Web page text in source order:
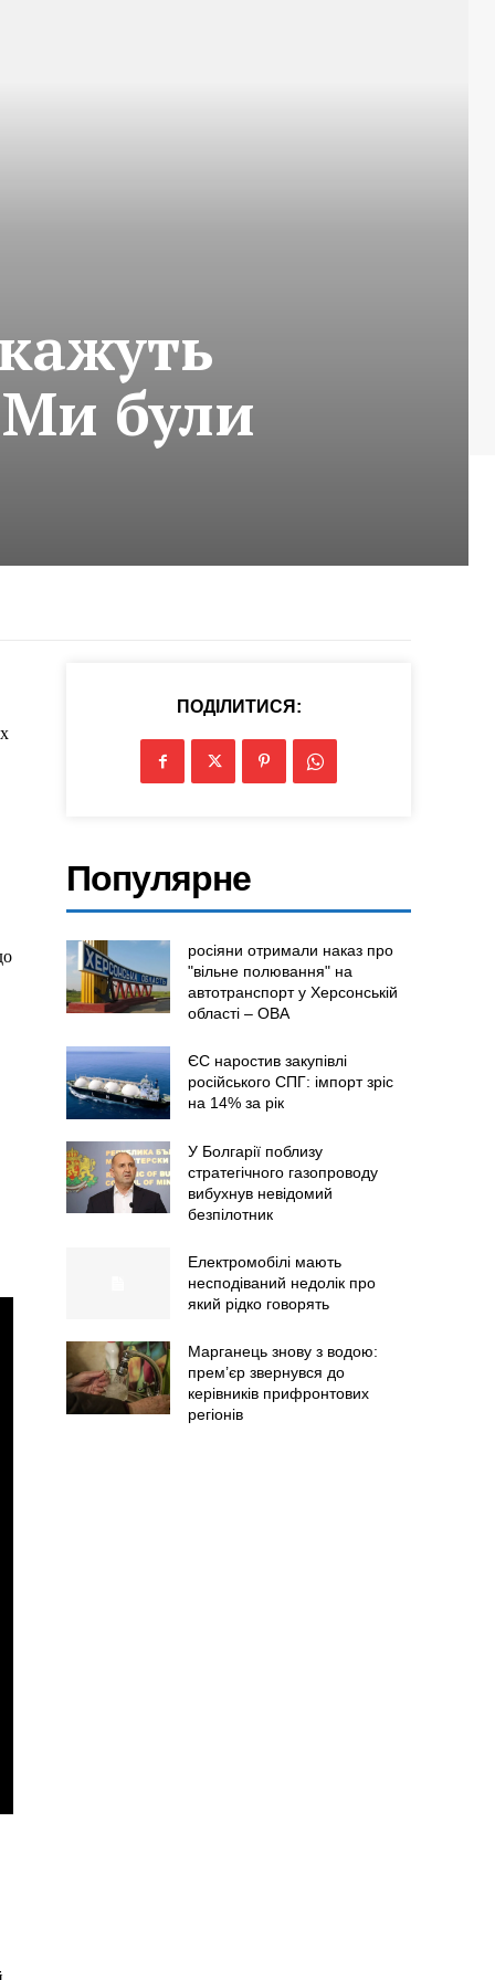
були
ПОДІЛИТИСЯ:
Популярне
росіяни отримали наказ про
"вільне полювання" на
автотранспорт у Херсонській
області – ОВА
ЄС наростив закупівлі
російського СПГ: імпорт зріс
на 14% за рік
У Болгарії поблизу
стратегічного газопроводу
вибухнув невідомий
безпілотник
Електромобілі мають
несподіваний недолік про
який рідко говорять
Марганець знову з водою:
прем’єр звернувся до
керівників прифронтових
регіонів